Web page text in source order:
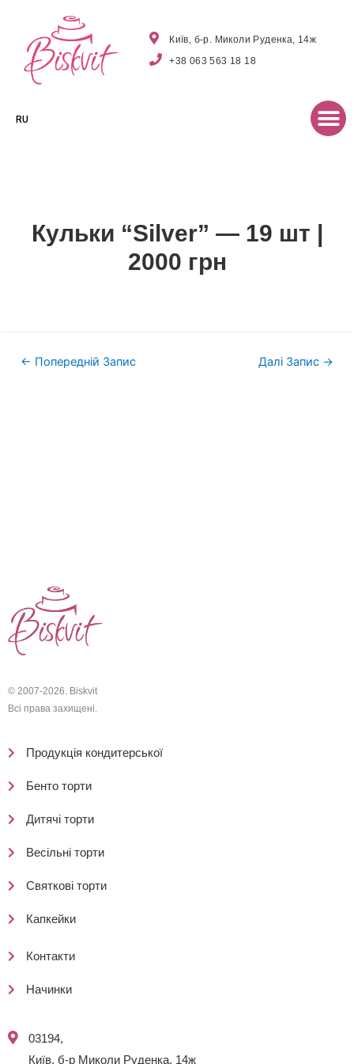
Київ, б-р. Миколи Руденка, 14ж
+38 063 563 18 18
RU
Кульки “Silver” — 19 шт |
2000 грн
← Попередній Запис Далі Запис →
© 2007-2026. Biskvit
Всі права захищені.
Продукція кондитерської
Бенто торти
Дитячі торти
Весільні торти
Святкові торти
Капкейки
Контакти
Начинки
03194,
Київ, б-р Миколи Руденка, 14ж